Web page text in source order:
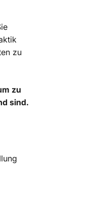
zu
zu
sind.